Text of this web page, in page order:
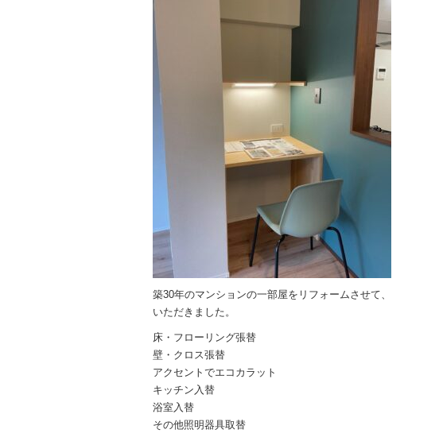
築30年のマンションの一部屋をリフォームさせて、
いただきました。
床・フローリング張替
壁・クロス張替
アクセントでエコカラット
キッチン入替
浴室入替
その他照明器具取替